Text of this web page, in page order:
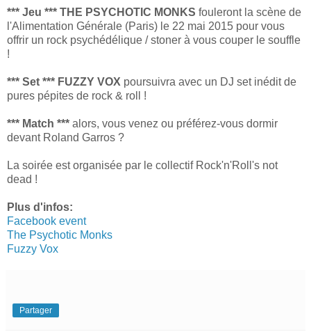
*** Jeu *** THE PSYCHOTIC MONKS fouleront la scène de
l'Alimentation Générale (Paris) le 22 mai 2015 pour vous
offrir un rock psychédélique / stoner à vous couper le souffle
!
*** Set *** FUZZY VOX poursuivra avec un DJ set inédit de
pures pépites de rock & roll !
*** Match *** alors, vous venez ou préférez-vous dormir
devant Roland Garros ?
La soirée est organisée par le collectif Rock'n'Roll's not
dead !
Plus d'infos:
Facebook event
The Psychotic Monks
Fuzzy Vox
Partager